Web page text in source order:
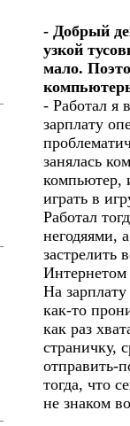
- Добрый
узкой
мало.
- Работал я
зарплату
занялась
компьютер,
играть в
Работал
негодяями,
застрелить
Интернетом
На
как-то
как раз
страничку,
отправить-
тогда, что
не знаком